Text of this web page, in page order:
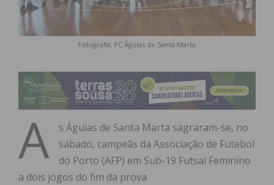
Fotografia: FC Águias de Santa Marta
A
s Águias de Santa Marta sagraram-se, no
sábado, campeãs da Associação de Futebol
do Porto (AFP) em Sub-19 Futsal Feminino
a dois jogos do fim da prova.